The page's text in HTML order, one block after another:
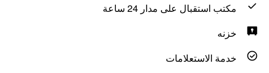
مكتب استقبال على مدار 24 ساعة
خزنه
خدمة الاستعلامات